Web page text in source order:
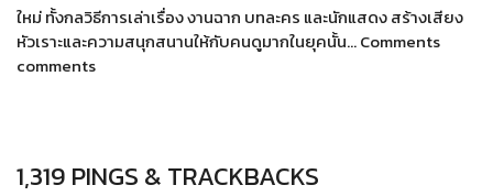
ใหม่ ทั้งกลวิธีการเล่าเรื่อง งานฉาก บทละคร และนักแสดง สร้างเสียง
หัวเราะและความสนุกสนานให้กับคนดูมากในยุคนั้น… Comments
comments
1,319 PINGS & TRACKBACKS